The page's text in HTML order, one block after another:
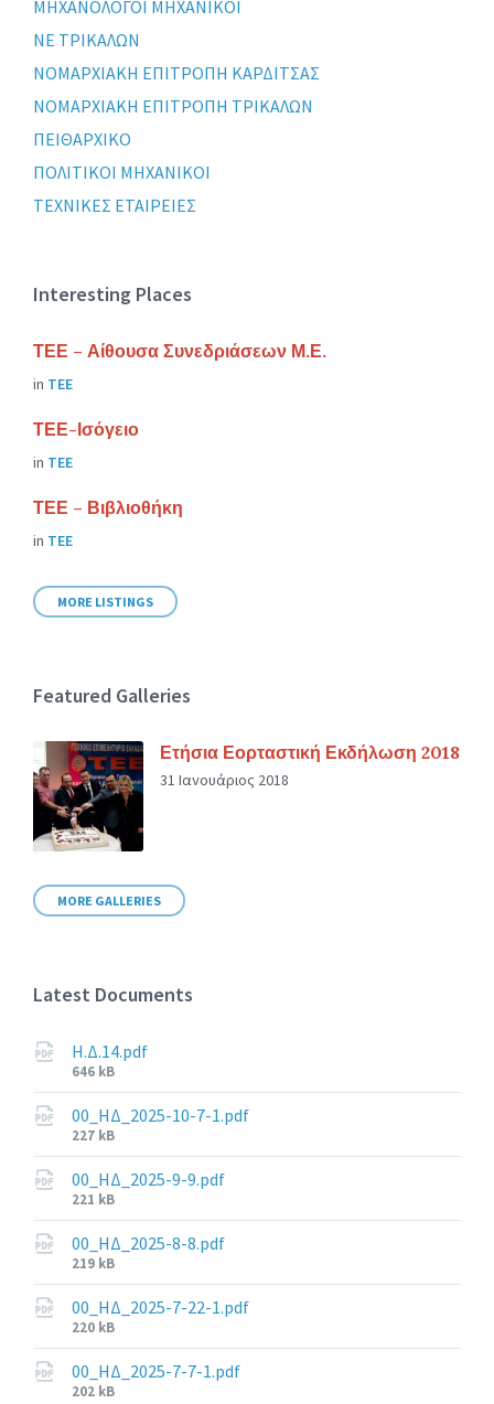
ΜΗΧΑΝΟΛΟΓΟΙ ΜΗΧΑΝΙΚΟΙ
ΝΕ ΤΡΙΚΑΛΩΝ
ΝΟΜΑΡΧΙΑΚΗ ΕΠΙΤΡΟΠΗ ΚΑΡΔΙΤΣΑΣ
ΝΟΜΑΡΧΙΑΚΗ ΕΠΙΤΡΟΠΗ ΤΡΙΚΑΛΩΝ
ΠΕΙΘΑΡΧΙΚΟ
ΠΟΛΙΤΙΚΟΙ ΜΗΧΑΝΙΚΟΙ
ΤΕΧΝΙΚΕΣ ΕΤΑΙΡΕΙΕΣ
Interesting Places
ΤΕΕ – Αίθουσα Συνεδριάσεων Μ.Ε.
in ΤΕΕ
ΤΕΕ-Ισόγειο
in ΤΕΕ
ΤΕΕ – Βιβλιοθήκη
in ΤΕΕ
MORE LISTINGS
Featured Galleries
Ετήσια Εορταστική Εκδήλωση 2018
31 Ιανουάριος 2018
MORE GALLERIES
Latest Documents
Η.Δ.14.pdf
File
size:
646 kB
00_ΗΔ_2025-10-7-1.pdf
File
size:
227 kB
00_ΗΔ_2025-9-9.pdf
File
size:
221 kB
00_ΗΔ_2025-8-8.pdf
File
size:
219 kB
00_ΗΔ_2025-7-22-1.pdf
File
size:
220 kB
00_ΗΔ_2025-7-7-1.pdf
File
202 kB